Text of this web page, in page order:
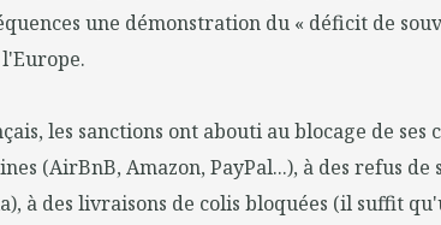
une démonstration du « déficit de
les sanctions ont abouti au blocage de ses
(AirBnB, Amazon, PayPal...), à des refus de
à des livraisons de colis bloquées (il suffit